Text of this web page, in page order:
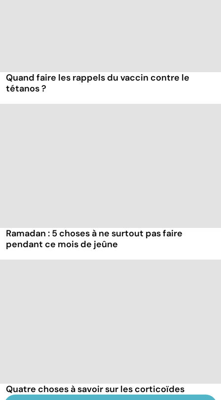
Quand faire les rappels du vaccin contre le
tétanos ?
Ramadan : 5 choses à ne surtout pas faire
pendant ce mois de jeûne
Quatre choses à savoir sur les corticoïdes